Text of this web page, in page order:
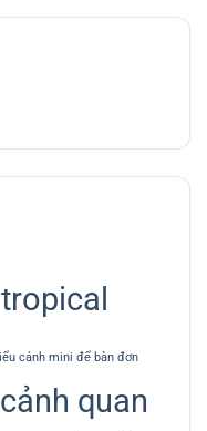
cảnh mini để bàn đơn
cảnh quan